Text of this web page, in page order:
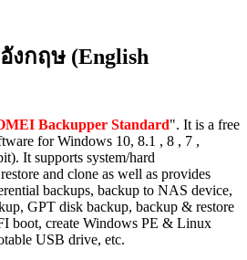
งกฤษ (English
Backupper Standard". It is a free
for Windows 10, 8.1 , 8 , 7 ,
It supports system/hard
and clone as well as provides
backups, backup to NAS device,
GPT disk backup, backup & restore
boot, create Windows PE & Linux
USB drive, etc.